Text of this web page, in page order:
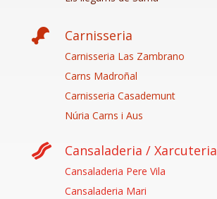
 Carnisseria
Carnisseria Las Zambrano
Carns Madroñal
Carnisseria Casademunt
Núria Carns i Aus
 Cansaladeria / Xarcuteria
Cansaladeria Pere Vila
Cansaladeria Mari